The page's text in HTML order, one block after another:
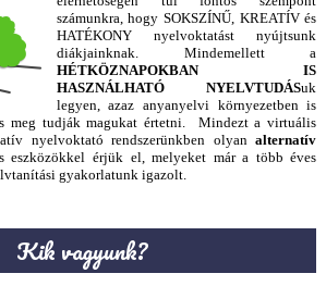
számunkra, hogy SOKSZÍNŰ, KREATÍV és
HATÉKONY nyelvoktatást nyújtsunk
diákjainknak. Mindemellett a
HÉTKÖZNAPOKBAN IS
HASZNÁLHATÓ NYELVTUDÁSuk
legyen, azaz anyanyelvi környezetben is
meg tudják magukat értetni. Mindezt a virtuális
nyelvoktató rendszerünkben olyanalternatív
eszközökkel érjük el, melyeket már a több éves
gyakorlatunk igazolt.
Kik vagyunk?